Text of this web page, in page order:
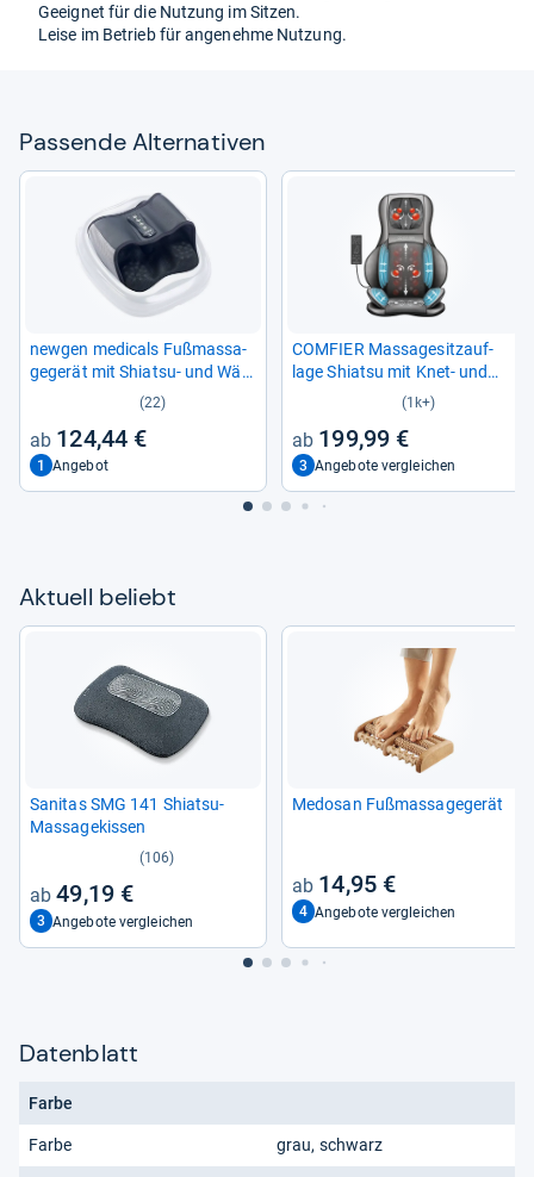
Geeig­net für die Nut­zung im Sit­zen.
Leise im Betrieb für ange­nehme Nut­zung.
Pas­sende Alter­na­ti­ven
new­gen medi­cals Fuß­mas­sa­
ge­ge­rät mit Shi­atsu-​ und Wär­
(22)
124,44 €
1 Angebot
COM­FIER Mas­sa­ge­sitz­auf­
lage Shi­atsu mit Knet-​ und
Vibra­ti­ons­mas­sage
(1k+)
199,99 €
3 Angebote vergleichen
Aktu­ell beliebt
Sani­tas SMG 141 Shi­atsu-​
Mas­sa­ge­kis­sen
(106)
49,19 €
3 Angebote vergleichen
Medo­san Fuß­mas­sa­ge­ge­rät
14,95 €
4 Angebote vergleichen
Datenblatt
Farbe
Farbe grau, schwarz